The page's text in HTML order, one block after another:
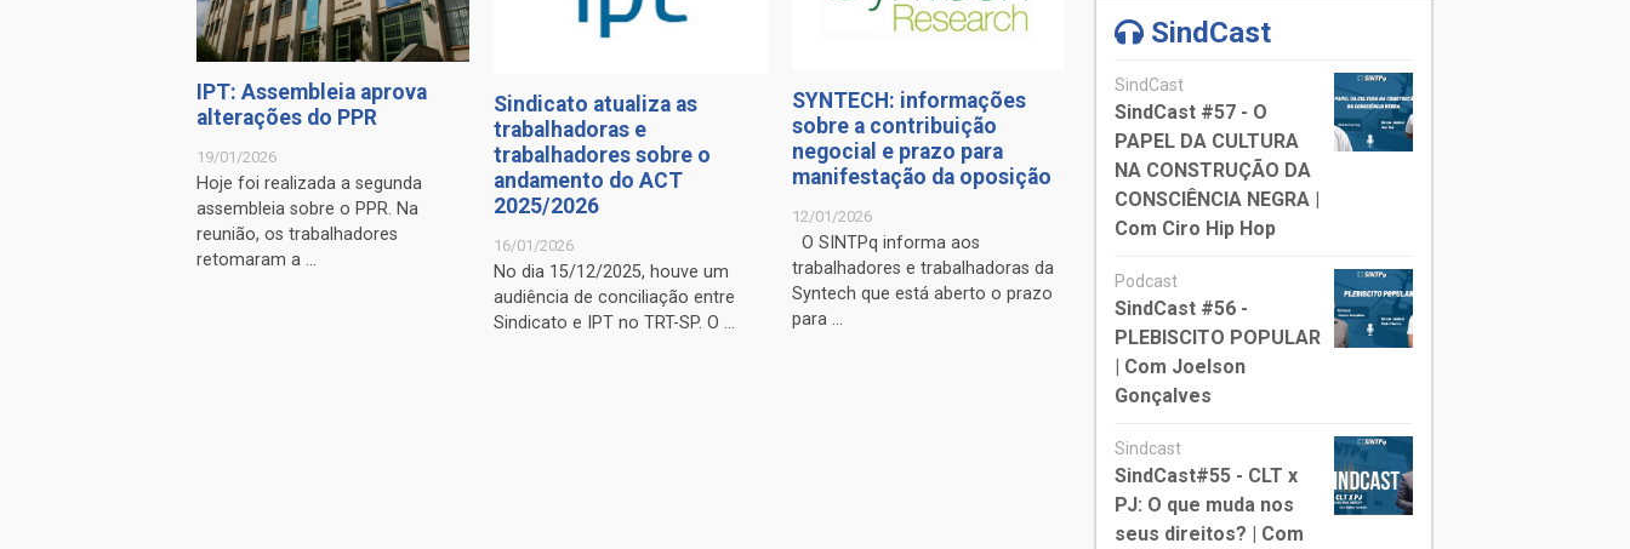
IPT: Assembleia aprova
alterações do PPR
19/01/2026
Hoje foi realizada a segunda
assembleia sobre o PPR. Na
reunião, os trabalhadores
retomaram a ...
Sindicato atualiza as
trabalhadoras e
trabalhadores sobre o
andamento do ACT
2025/2026
16/01/2026
No dia 15/12/2025, houve um
audiência de conciliação entre
Sindicato e IPT no TRT-SP. O ...
SYNTECH: informações
sobre a contribuição
negocial e prazo para
manifestação da oposição
12/01/2026
O SINTPq informa aos
trabalhadores e trabalhadoras da
Syntech que está aberto o prazo
para ...
SindCast
SindCast
SindCast #57 - O
PAPEL DA CULTURA
NA CONSTRUÇÃO DA
CONSCIÊNCIA NEGRA |
Com Ciro Hip Hop
Podcast
SindCast #56 -
PLEBISCITO POPULAR
| Com Joelson
Gonçalves
Sindcast
SindCast#55 - CLT x
PJ: O que muda nos
seus direitos? | Com